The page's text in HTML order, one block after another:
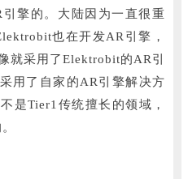
擎的。 大陆因为一直很重
也在开发AR引擎，
就采用了Elektrobit的AR引
用了自家的AR引擎解决方
是Tier1传统擅长的领域，